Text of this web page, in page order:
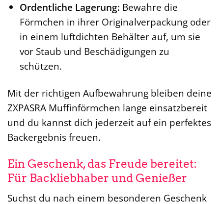
Ordentliche Lagerung: Bewahre die
Förmchen in ihrer Originalverpackung oder
in einem luftdichten Behälter auf, um sie
vor Staub und Beschädigungen zu
schützen.
Mit der richtigen Aufbewahrung bleiben deine
ZXPASRA Muffinförmchen lange einsatzbereit
und du kannst dich jederzeit auf ein perfektes
Backergebnis freuen.
Ein Geschenk, das Freude bereitet:
Für Backliebhaber und Genießer
Suchst du nach einem besonderen Geschenk